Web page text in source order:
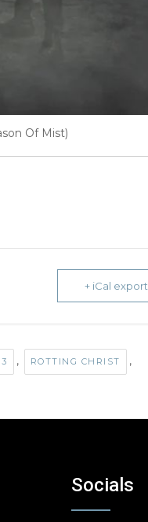
Of Mist)
+ iCal export
, ROTTING CHRIST ,
Socials